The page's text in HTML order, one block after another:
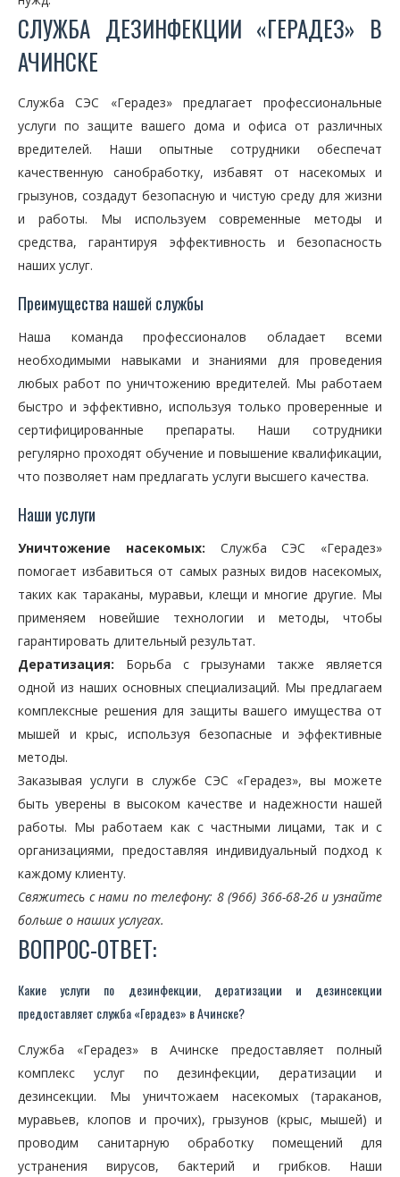
СЛУЖБА ДЕЗИНФЕКЦИИ «ГЕРАДЕЗ» В
АЧИНСКЕ
Служба СЭС «Герадез» предлагает профессиональные
услуги по защите вашего дома и офиса от различных
вредителей. Наши опытные сотрудники обеспечат
качественную санобработку, избавят от насекомых и
грызунов, создадут безопасную и чистую среду для жизни
и работы. Мы используем современные методы и
средства, гарантируя эффективность и безопасность
наших услуг.
Преимущества нашей службы
Наша команда профессионалов обладает всеми
необходимыми навыками и знаниями для проведения
любых работ по уничтожению вредителей. Мы работаем
быстро и эффективно, используя только проверенные и
сертифицированные препараты. Наши сотрудники
регулярно проходят обучение и повышение квалификации,
что позволяет нам предлагать услуги высшего качества.
Наши услуги
Уничтожение насекомых: Служба СЭС «Герадез»
помогает избавиться от самых разных видов насекомых,
таких как тараканы, муравьи, клещи и многие другие. Мы
применяем новейшие технологии и методы, чтобы
гарантировать длительный результат.
Дератизация: Борьба с грызунами также является
одной из наших основных специализаций. Мы предлагаем
комплексные решения для защиты вашего имущества от
мышей и крыс, используя безопасные и эффективные
методы.
Заказывая услуги в службе СЭС «Герадез», вы можете
быть уверены в высоком качестве и надежности нашей
работы. Мы работаем как с частными лицами, так и с
организациями, предоставляя индивидуальный подход к
каждому клиенту.
Свяжитесь с нами по телефону: 8 (966) 366-68-26 и узнайте
больше о наших услугах.
ВОПРОС-ОТВЕТ:
Какие услуги по дезинфекции, дератизации и дезинсекции
предоставляет служба «Герадез» в Ачинске?
Служба «Герадез» в Ачинске предоставляет полный
комплекс услуг по дезинфекции, дератизации и
дезинсекции. Мы уничтожаем насекомых (тараканов,
муравьев, клопов и прочих), грызунов (крыс, мышей) и
проводим санитарную обработку помещений для
устранения вирусов, бактерий и грибков. Наши